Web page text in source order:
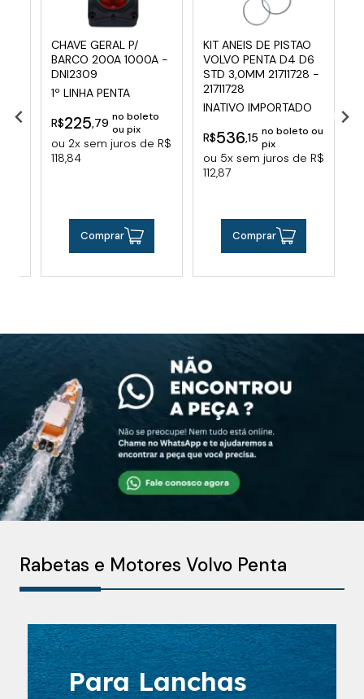
CHAVE GERAL P/
BARCO 200A 1000A -
DNI2309
1º LINHA PENTA
R$225,79 no boleto
ou pix
ou 2x sem juros de R$
118,84
Comprar
KIT ANEIS DE PISTAO
VOLVO PENTA D4 D6
STD 3,0MM 21711728 -
21711728
INATIVO IMPORTADO
R$536,15 no boleto ou
pix
ou 5x sem juros de R$
112,87
Comprar
Rabetas e Motores Volvo Penta
Para Lanchas